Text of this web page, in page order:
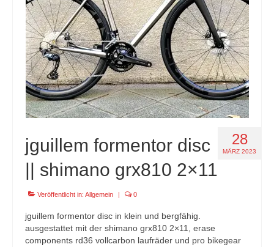
tout terrain pamir / appia / belair / divide
urban arrow familynext pro / 2026 / 100nm
impressum
28
MÄRZ 2023
jguillem formentor disc
|| shimano grx810 2×11
Veröffentlicht in: Allgemein | 0
jguillem formentor disc in klein und bergfähig.
ausgestattet mit der shimano grx810 2×11, erase
components rd36 vollcarbon laufräder und pro bikegear